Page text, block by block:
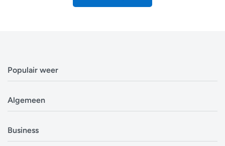
Populair weer
Weerbericht Brussel
Weerbericht Eindhoven
Algemeen
Privacyverklaring
Business